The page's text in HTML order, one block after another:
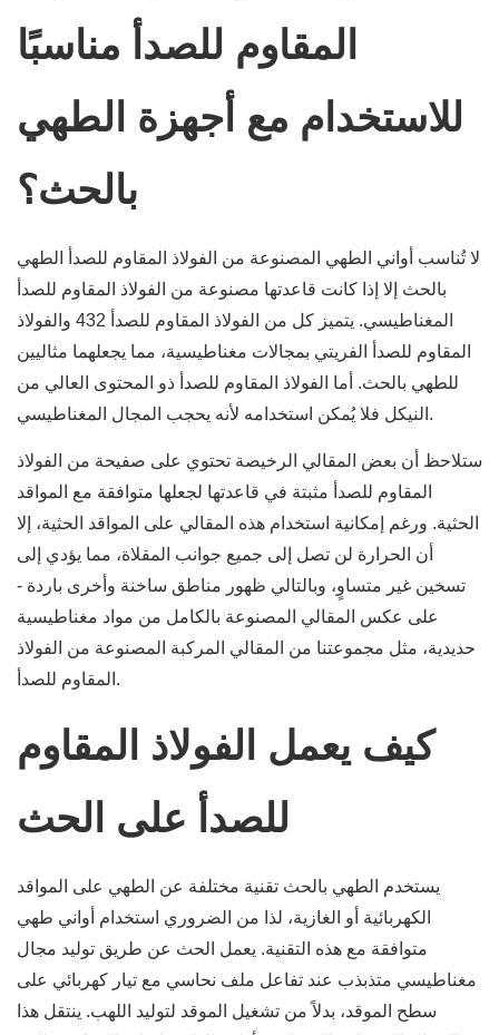
المقاوم للصدأ مناسبًا
للاستخدام مع أجهزة الطهي
بالحث؟
لا تُناسب أواني الطهي المصنوعة من الفولاذ المقاوم للصدأ الطهي
بالحث إلا إذا كانت قاعدتها مصنوعة من الفولاذ المقاوم للصدأ
المغناطيسي. يتميز كل من الفولاذ المقاوم للصدأ 432 والفولاذ
المقاوم للصدأ الفريتي بمجالات مغناطيسية، مما يجعلهما مثاليين
للطهي بالحث. أما الفولاذ المقاوم للصدأ ذو المحتوى العالي من
النيكل فلا يُمكن استخدامه لأنه يحجب المجال المغناطيسي.
ستلاحظ أن بعض المقالي الرخيصة تحتوي على صفيحة من الفولاذ
المقاوم للصدأ مثبتة في قاعدتها لجعلها متوافقة مع المواقد
الحثية. ورغم إمكانية استخدام هذه المقالي على المواقد الحثية، إلا
أن الحرارة لن تصل إلى جميع جوانب المقلاة، مما يؤدي إلى
تسخين غير متساوٍ، وبالتالي ظهور مناطق ساخنة وأخرى باردة -
على عكس المقالي المصنوعة بالكامل من مواد مغناطيسية
حديدية، مثل مجموعتنا من المقالي المركبة المصنوعة من الفولاذ
المقاوم للصدأ.
كيف يعمل الفولاذ المقاوم
للصدأ على الحث
يستخدم الطهي بالحث تقنية مختلفة عن الطهي على المواقد
الكهربائية أو الغازية، لذا من الضروري استخدام أواني طهي
متوافقة مع هذه التقنية. يعمل الحث عن طريق توليد مجال
مغناطيسي متذبذب عند تفاعل ملف نحاسي مع تيار كهربائي على
سطح الموقد، بدلاً من تشغيل الموقد لتوليد اللهب. ينتقل هذا